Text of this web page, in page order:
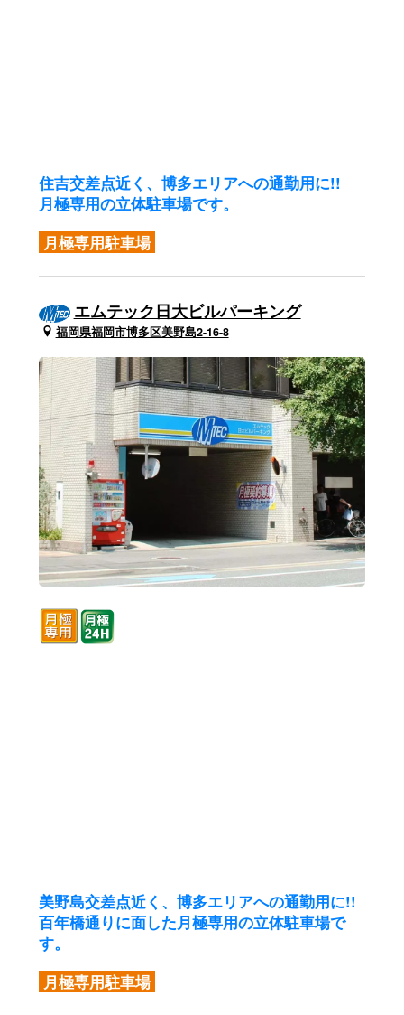
住吉交差点近く、博多エリアへの通勤用に!!
月極専用の立体駐車場です。
月極専用駐車場
エムテック日大ビルパーキング
福岡県福岡市博多区美野島2-16-8
美野島交差点近く、博多エリアへの通勤用に!!
百年橋通りに面した月極専用の立体駐車場で
す。
月極専用駐車場